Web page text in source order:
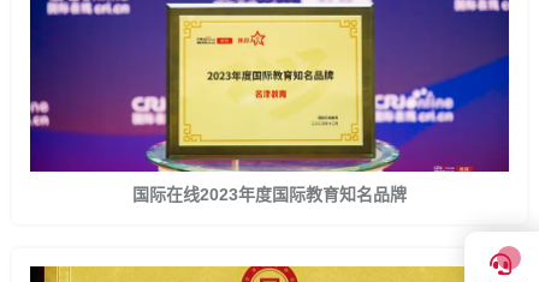
国际在线2023年度国际教育知名品牌